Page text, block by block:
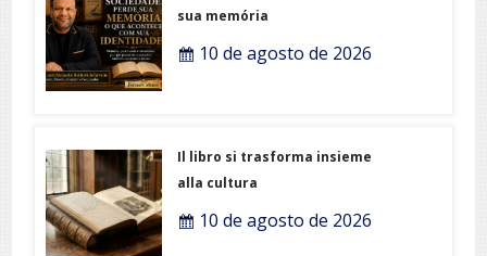
sua memória
10 de agosto de 2026
Il libro si trasforma insieme
alla cultura
10 de agosto de 2026